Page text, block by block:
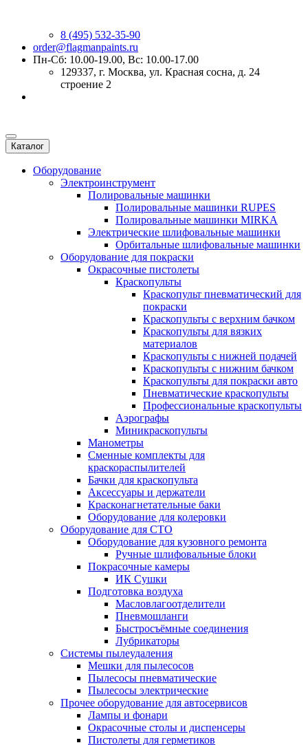
8 (495) 532-35-90
order@flagmanpaints.ru
Пн-Сб: 10.00-19.00, Вс: 10.00-17.00
129337, г. Москва, ул. Красная сосна, д. 24
строение 2
Каталог
Оборудование
Электроинструмент
Полировальные машинки
Полировальные машинки RUPES
Полировальные машинки MIRKA
Электрические шлифовальные машинки
Орбитальные шлифовальные машинки
Оборудование для покраски
Окрасочные пистолеты
Краскопульты
Краскопульт пневматический для
покраски
Краскопульты с верхним бачком
Краскопульты для вязких
материалов
Краскопульты с нижней подачей
Краскопульты с нижним бачком
Краскопульты для покраски авто
Пневматические краскопульты
Профессиональные краскопульты
Аэрографы
Миникраскопульты
Манометры
Сменные комплекты для
краскораспылителей
Бачки для краскопульта
Аксессуары и держатели
Красконагнетательные баки
Оборудование для колеровки
Оборудование для СТО
Оборудование для кузовного ремонта
Ручные шлифовальные блоки
Покрасочные камеры
ИК Сушки
Подготовка воздуха
Масловлагоотделители
Пневмошланги
Быстросъёмные соединения
Лубрикаторы
Системы пылеудаления
Мешки для пылесосов
Пылесосы пневматические
Пылесосы электрические
Прочее оборудование для автосервисов
Лампы и фонари
Окрасочные столы и диспенсеры
Пистолеты для герметиков